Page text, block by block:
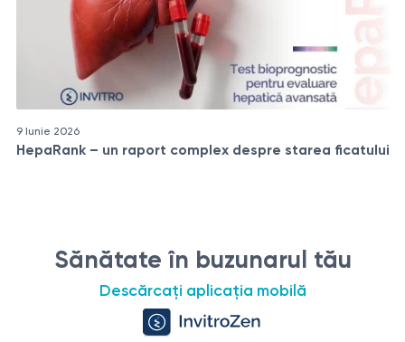
9 Iunie 2026
HepaRank – un raport complex despre starea ficatului
Sănătate în buzunarul tău
Descărcați aplicația mobilă